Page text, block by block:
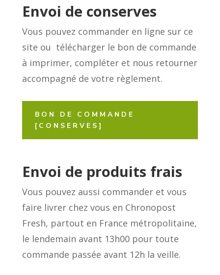
Envoi de conserves
Vous pouvez commander en ligne sur ce
site ou télécharger le bon de commande
à imprimer, compléter et nous retourner
accompagné de votre règlement.
BON DE COMMANDE
[CONSERVES]
Envoi de produits frais
Vous pouvez aussi commander et vous
faire livrer chez vous en Chronopost
Fresh, partout en France métropolitaine,
le lendemain avant 13h00 pour toute
commande passée avant 12h la veille.